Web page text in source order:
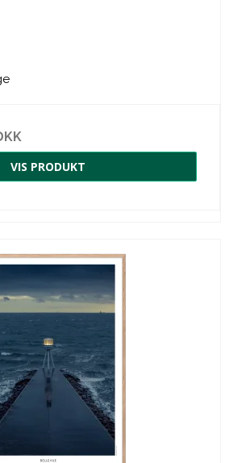
VIS PRODUKT